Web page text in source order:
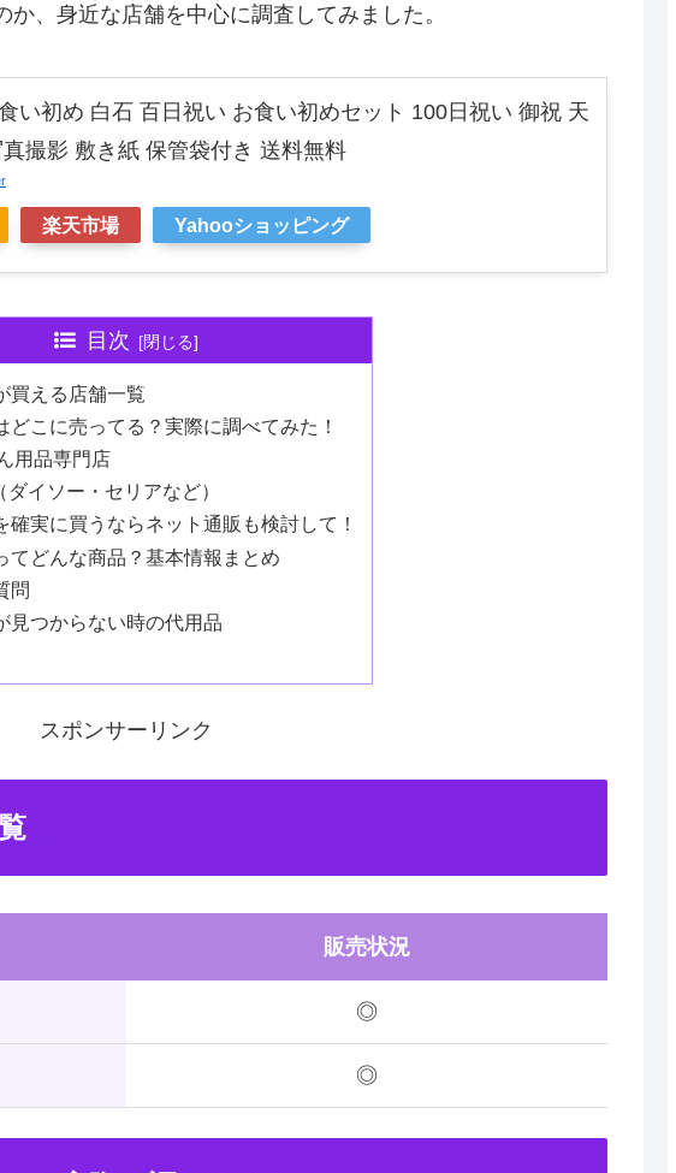
、身近な店舗を中心に調査してみました。
い初め 白石 百日祝い お食い初めセット 100日祝い 御祝 天
撮影 敷き紙 保管袋付き 送料無料
楽天市場 Yahooショッピング
目次
買える店舗一覧
どこに売ってる？実際に調べてみた！
用品専門店
ダイソー・セリアなど）
確実に買うならネット通販も検討して！
てどんな商品？基本情報まとめ
問
見つからない時の代用品
スポンサーリンク
販売状況
◎
◎